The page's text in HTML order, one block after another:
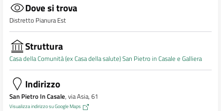
Dove si trova
Distretto Pianura Est
Struttura
Casa della Comunità (ex Casa della salute) San Pietro in Casale e Galliera
Indirizzo
San Pietro In Casale, via Asia, 61
Visualizza indirizzo su Google Maps